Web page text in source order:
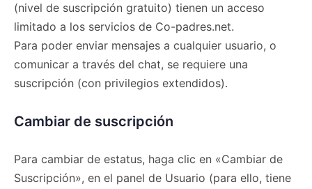
(nivel de suscripción gratuito) tienen un acceso
limitado a los servicios de Co-padres.net.
Para poder enviar mensajes a cualquier usuario, o
comunicar a través del chat, se requiere una
suscripción (con privilegios extendidos).
Cambiar de suscripción
Para cambiar de estatus, haga clic en «Cambiar de
Suscripción», en el panel de Usuario (para ello, tiene